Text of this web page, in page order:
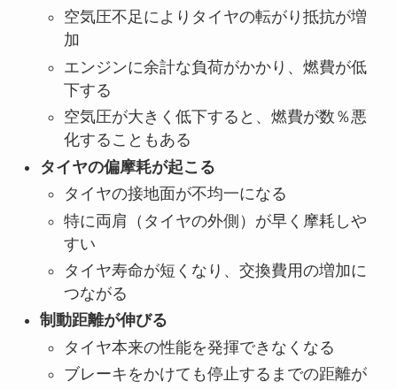
空気圧不足によりタイヤの転がり抵抗が増
加
エンジンに余計な負荷がかかり、燃費が低
下する
空気圧が大きく低下すると、燃費が数％悪
化することもある
タイヤの偏摩耗が起こる
タイヤの接地面が不均一になる
特に両肩（タイヤの外側）が早く摩耗しや
すい
タイヤ寿命が短くなり、交換費用の増加に
つながる
制動距離が伸びる
タイヤ本来の性能を発揮できなくなる
ブレーキをかけても停止するまでの距離が